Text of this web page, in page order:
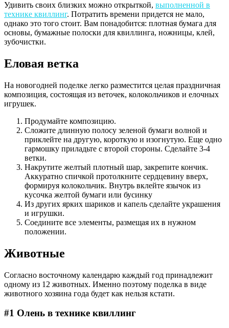
Удивить своих близких можно открыткой, выполненной в
технике квиллинг. Потратить времени придется не мало,
однако это того стоит. Вам понадобится: плотная бумага для
основы, бумажные полоски для квиллинга, ножницы, клей,
зубочистки.
Еловая ветка
На новогодней поделке легко разместится целая праздничная
композиция, состоящая из веточек, колокольчиков и елочных
игрушек.
Продумайте композицию.
Сложите длинную полосу зеленой бумаги волной и
приклейте на другую, короткую и изогнутую. Еще одно
гармошку приладьте с второй стороны. Сделайте 3-4
ветки.
Накрутите желтый плотный шар, закрепите кончик.
Аккуратно спичкой протолкните сердцевину вверх,
формируя колокольчик. Внутрь вклейте язычок из
кусочка желтой бумаги или бусинку
Из других ярких шариков и капель сделайте украшения
и игрушки.
Соедините все элементы, размещая их в нужном
положении.
Животные
Согласно восточному календарю каждый год принадлежит
одному из 12 животных. Именно поэтому поделка в виде
животного хозяина года будет как нельзя кстати.
#1 Олень в технике квиллинг